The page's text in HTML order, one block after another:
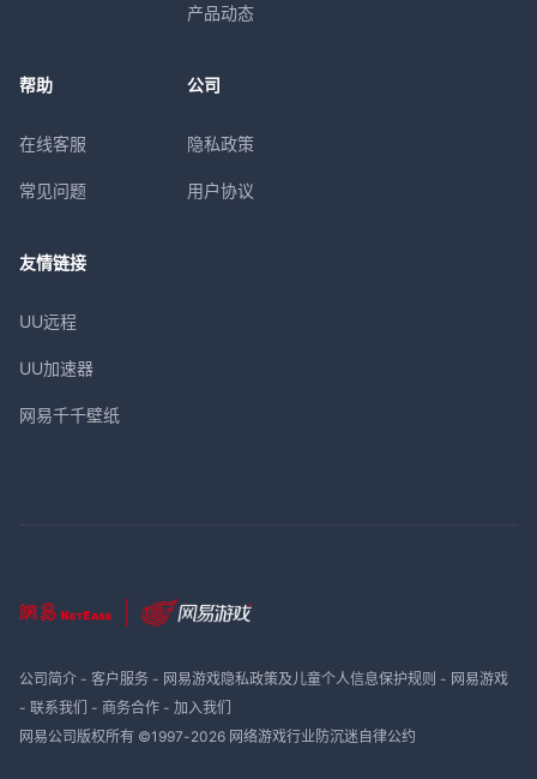
产品动态
帮助
在线客服
常见问题
公司
隐私政策
用户协议
友情链接
UU远程
UU加速器
网易千千壁纸
公司简介- 客户服务- 网易游戏隐私政策及儿童个人信息保护规则 - 网易游戏
- 联系我们 - 商务合作- 加入我们
网易公司版权所有 ©1997-2026 网络游戏行业防沉迷自律公约